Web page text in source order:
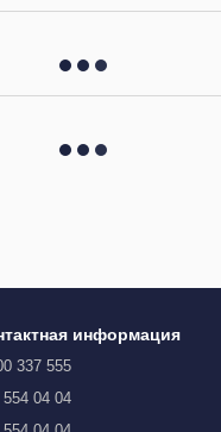
информация
337 555
554 04 04